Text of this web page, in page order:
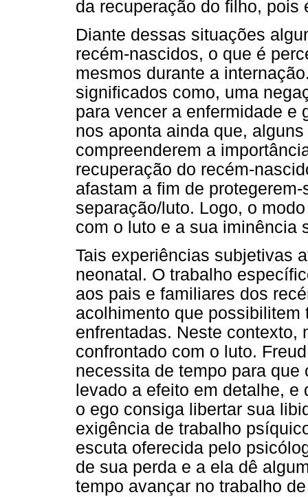
da recuperação do filho, pois
Diante dessas situações
recém-nascidos, o que é
mesmos durante a
significados como, uma
para vencer a enfermidade e
nos aponta ainda que,
compreenderem a
recuperação do recém-
afastam a fim de
separação/luto. Logo, o
com o luto e a sua iminência
Tais experiências subjetivas
neonatal. O trabalho
aos pais e familiares dos
acolhimento que
enfrentadas. Neste contexto,
confrontado com o luto.
necessita de tempo para
levado a efeito em detalhe,
o ego consiga libertar sua
exigência de trabalho
escuta oferecida pelo
de sua perda e a ela dê
tempo avançar no trabalho